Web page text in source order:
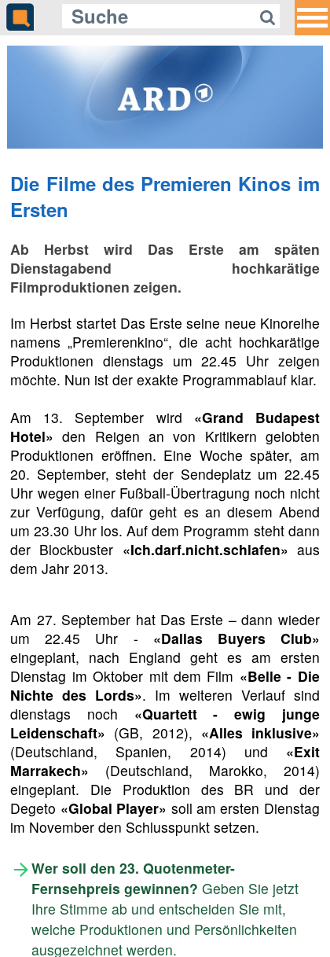
Die Filme des Premieren Kinos im
Ersten
Ab Herbst wird Das Erste am späten
Dienstagabend hochkarätige
Filmproduktionen zeigen.
Im Herbst startet Das Erste seine neue Kinoreihe
namens „Premierenkino“, die acht hochkarätige
Produktionen dienstags um 22.45 Uhr zeigen
möchte. Nun ist der exakte Programmablauf klar.
Am 13. September wird «Grand Budapest
Hotel» den Reigen an von Kritikern gelobten
Produktionen eröffnen. Eine Woche später, am
20. September, steht der Sendeplatz um 22.45
Uhr wegen einer Fußball-Übertragung noch nicht
zur Verfügung, dafür geht es an diesem Abend
um 23.30 Uhr los. Auf dem Programm steht dann
der Blockbuster «Ich.darf.nicht.schlafen» aus
dem Jahr 2013.
Am 27. September hat Das Erste – dann wieder
um 22.45 Uhr - «Dallas Buyers Club»
eingeplant, nach England geht es am ersten
Dienstag im Oktober mit dem Film «Belle - Die
Nichte des Lords». Im weiteren Verlauf sind
dienstags noch «Quartett - ewig junge
Leidenschaft» (GB, 2012), «Alles inklusive»
(Deutschland, Spanien, 2014) und «Exit
Marrakech» (Deutschland, Marokko, 2014)
eingeplant. Die Produktion des BR und der
Degeto «Global Player» soll am ersten Dienstag
im November den Schlusspunkt setzen.
Wer soll den 23. Quotenmeter-
Fernsehpreis gewinnen? Geben Sie jetzt
Ihre Stimme ab und entscheiden Sie mit,
welche Produktionen und Persönlichkeiten
ausgezeichnet werden.